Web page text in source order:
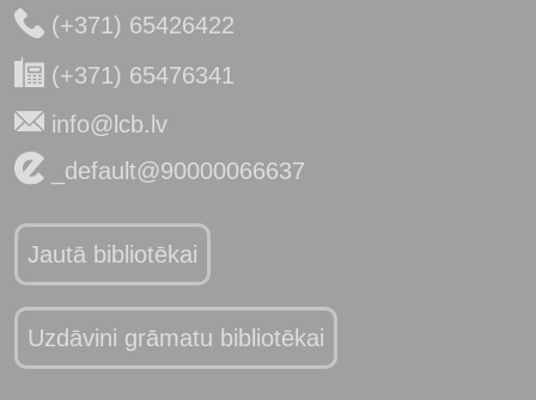
(+371) 65426422
(+371) 65476341
info@lcb.lv
_default@90000066637
Jautā bibliotēkai
Uzdāvini grāmatu bibliotēkai